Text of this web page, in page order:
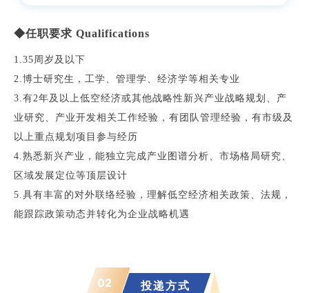
◆任职要求 Qualifications
1 .35周岁及以下
2.博士研究生，工学、管理学、经济学等相关专业
3.有2年及以上低空经济或其他战略性新兴产业战略规划、产
业研究、产业开发相关工作经验，有团队管理经验，有市级及
以上重点规划项目参与经历
4.熟悉新兴产业，能独立完成产业图谱分析、市场格局研究、
区域发展定位等顶层设计
5.具有丰富的对外联络经验，理解低空经济相关政策、法规，
能跟踪政策动态并转化为企业战略机遇
02 投递方式
报